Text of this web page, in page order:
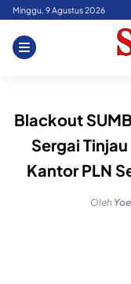
Skip
content
Minggu, 9 Agustus 2026
Blackout
Sergai
Kantor PLN
Oleh